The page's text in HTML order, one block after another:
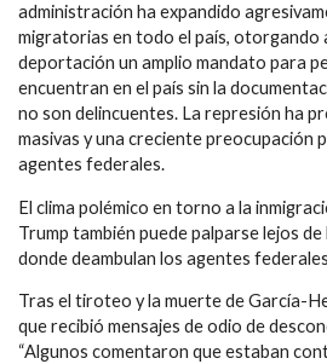
administración ha expandido
migratorias en todo el país, otorgando
deportación un amplio mandato para
encuentran en el país sin la
no son delincuentes. La represión ha
masivas y una creciente preocupación
agentes federales.
El clima polémico en torno a la
Trump también puede palparse lejos
donde deambulan los agentes
Tras el tiroteo y la muerte de García-
que recibió mensajes de odio de
“Algunos comentaron que estaban